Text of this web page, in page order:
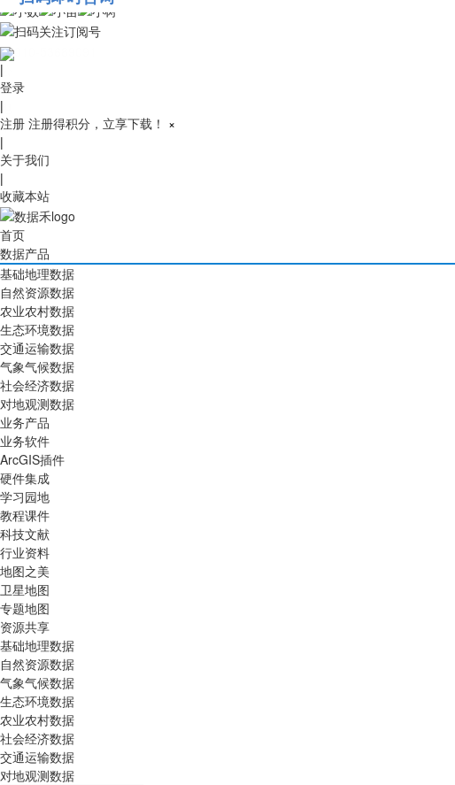
010-53689091
|
登录
|
注册 注册得积分，立享下载！ ×
|
关于我们
|
收藏本站
首页
数据产品
基础地理数据
自然资源数据
农业农村数据
生态环境数据
交通运输数据
气象气候数据
社会经济数据
对地观测数据
业务产品
业务软件
ArcGIS插件
硬件集成
学习园地
教程课件
科技文献
行业资料
地图之美
卫星地图
专题地图
资源共享
基础地理数据
自然资源数据
气象气候数据
生态环境数据
农业农村数据
社会经济数据
交通运输数据
对地观测数据